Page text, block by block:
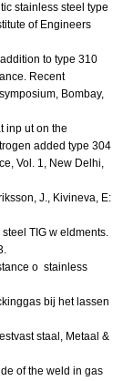
stainless steel type
of Engineers
to type 310
Recent
Bombay,
inp ut on the
added type 304
Vol. 1, New Delhi,
J., Kivineva, E:
TIG w eldments.
o stainless
bij het lassen
staal, Metaal &
of the weld in gas